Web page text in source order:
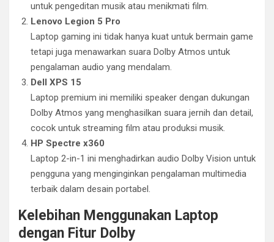
untuk pengeditan musik atau menikmati film.
Lenovo Legion 5 Pro
Laptop gaming ini tidak hanya kuat untuk bermain game
tetapi juga menawarkan suara Dolby Atmos untuk
pengalaman audio yang mendalam.
Dell XPS 15
Laptop premium ini memiliki speaker dengan dukungan
Dolby Atmos yang menghasilkan suara jernih dan detail,
cocok untuk streaming film atau produksi musik.
HP Spectre x360
Laptop 2-in-1 ini menghadirkan audio Dolby Vision untuk
pengguna yang menginginkan pengalaman multimedia
terbaik dalam desain portabel.
Kelebihan Menggunakan Laptop
dengan Fitur Dolby